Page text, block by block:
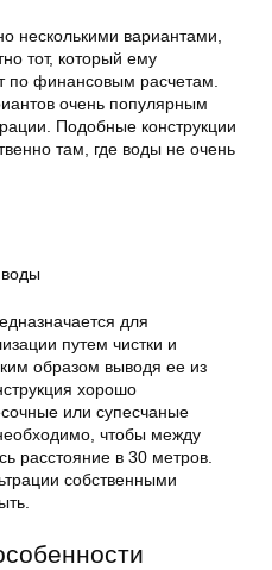
несколькими вариантами,
тот, который ему
по финансовым расчетам.
очень популярным
Подобные конструкции
там, где воды не очень
для
путем чистки и
образом выводя ее из
хорошо
или супесчаные
чтобы между
расстояние в 30 метров.
собственными